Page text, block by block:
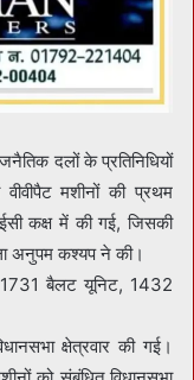
दलों के प्रतिनिधियों
मशीनों की प्रथम
कक्ष में की गई, जिसकी
अनुपम कश्यप ने की।
1731 बैलट यूनिट, 1432
क्षेत्रवार की गई।